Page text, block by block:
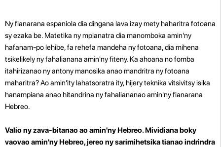
Ny fianarana espaniola dia dingana lava izay mety haharitra fotoana
sy ezaka be. Matetika ny mpianatra dia manomboka amin'ny
hafanam-po lehibe, fa rehefa mandeha ny fotoana, dia mihena
tsikelikely ny fahalianana amin'ny fiteny. Ka ahoana no fomba
itahirizanao ny antony manosika anao mandritra ny fotoana
maharitra? Ao amin'ity lahatsoratra ity, hijery teknika vitsivitsy isika
hanampiana anao hitandrina ny fahaliananao amin'ny fianarana
Hebreo.
Valio ny zava-bitanao ao amin'ny Hebreo. Mividiana boky
vaovao amin'ny Hebreo, jereo ny sarimihetsika tianao indrindra